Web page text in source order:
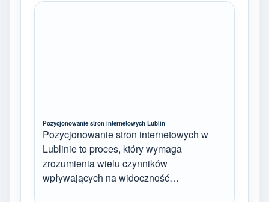
Pozycjonowanie stron internetowych Lublin
Pozycjonowanie stron internetowych w
Lublinie to proces, który wymaga
zrozumienia wielu czynników
wpływających na widoczność…